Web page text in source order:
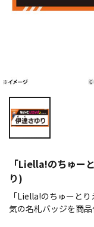
「Liella!のちゅー
り)
「Liella!のちゅーと
気の名札バッジを商品